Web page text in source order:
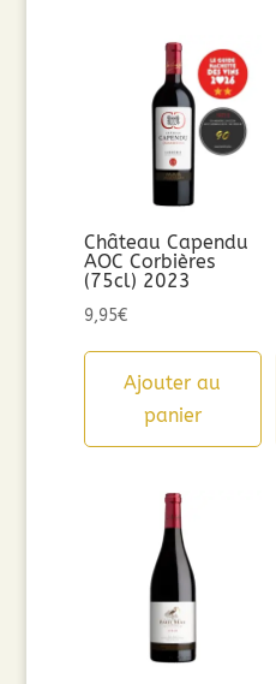
Château Capendu
AOC Corbières
(75cl) 2023
9,95€
Ajouter au
panier